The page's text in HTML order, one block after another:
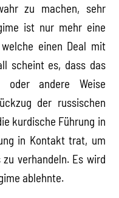
zu machen, sehr
ist nur mehr eine
einen Deal mit
scheint es, dass das
oder andere Weise
der russischen
kurdische Führung in
in Kontakt trat, um
verhandeln. Es wird
ablehnte.